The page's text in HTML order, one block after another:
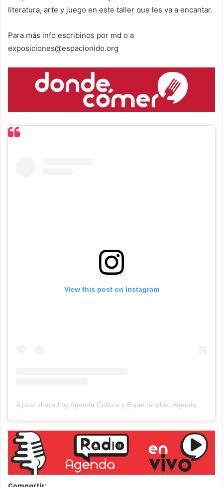
literatura, arte y juego en este taller que les va a encantar.
Para más info escribinos por md o a
exposiciones@espacionido.org
View this post on Instagram